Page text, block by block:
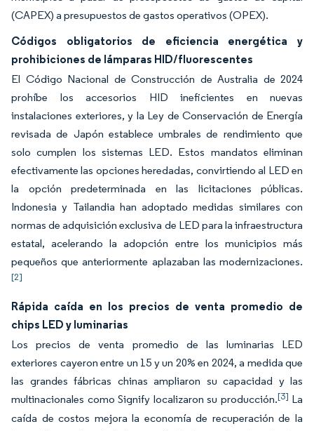
(CAPEX) a presupuestos de gastos operativos (OPEX).
Códigos obligatorios de eficiencia energética y
prohibiciones de lámparas HID/fluorescentes
El Código Nacional de Construcción de Australia de 2024
prohíbe los accesorios HID ineficientes en nuevas
instalaciones exteriores, y la Ley de Conservación de Energía
revisada de Japón establece umbrales de rendimiento que
solo cumplen los sistemas LED. Estos mandatos eliminan
efectivamente las opciones heredadas, convirtiendo al LED en
la opción predeterminada en las licitaciones públicas.
Indonesia y Tailandia han adoptado medidas similares con
normas de adquisición exclusiva de LED para la infraestructura
estatal, acelerando la adopción entre los municipios más
pequeños que anteriormente aplazaban las modernizaciones.
[2]
Rápida caída en los precios de venta promedio de
chips LED y luminarias
Los precios de venta promedio de las luminarias LED
exteriores cayeron entre un 15 y un 20% en 2024, a medida que
las grandes fábricas chinas ampliaron su capacidad y las
multinacionales como Signify localizaron su producción.[3] La
caída de costos mejora la economía de recuperación de la